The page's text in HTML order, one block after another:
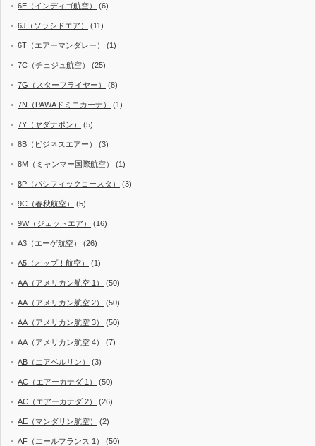
6E（インディゴ航空） (6)
6J（ソラシドエア） (11)
6T（エアーマンダレー） (1)
7C（チェジュ航空） (25)
7G（スターフライヤー） (8)
7N（PAWAドミニカーナ） (1)
7Y（ヤダナポン） (5)
8B（ビジネスエアー） (3)
8M（ミャンマー国際航空） (1)
8P（パシフィックコースタ） (3)
9C（春秋航空） (5)
9W（ジェットエア） (16)
A3（エーゲ航空） (26)
A5（オップ！航空） (1)
AA（アメリカン航空 1） (50)
AA（アメリカン航空 2） (50)
AA（アメリカン航空 3） (50)
AA（アメリカン航空 4） (7)
AB（エアベルリン） (3)
AC（エアーカナダ 1） (50)
AC（エアーカナダ 2） (26)
AE（マンダリン航空） (2)
AF（エールフランス 1） (50)